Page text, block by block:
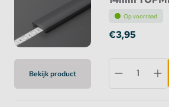
Bekijk product
Op voorraad
€3,95